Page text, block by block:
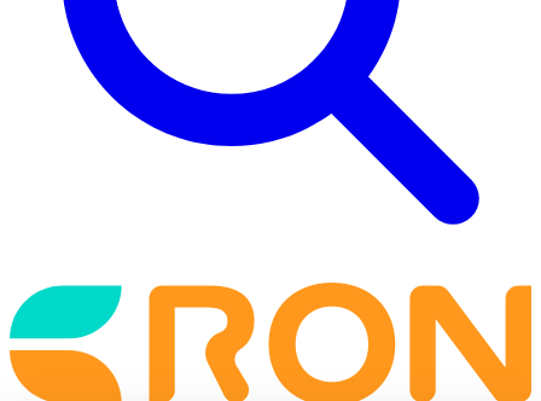
Back
to
frontpage